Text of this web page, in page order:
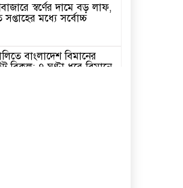
স্বর্ণের দামে বড় লাফ,
সপ্তাহের মধ্যে সর্বোচ্চ
বাংলাদেশ বিমানের
বিকল: ৭ ঘণ্টা ধরে বিমানে